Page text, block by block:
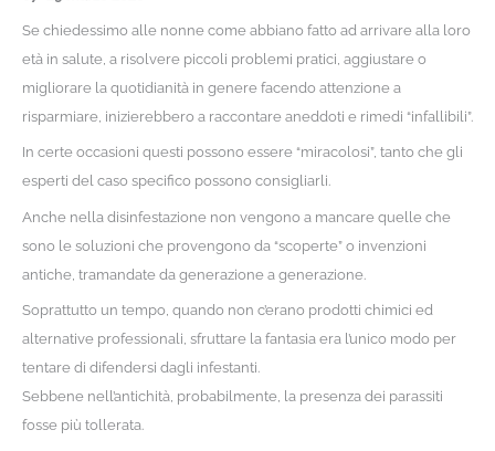
Se chiedessimo alle nonne come abbiano fatto ad arrivare alla loro
età in salute, a risolvere piccoli problemi pratici, aggiustare o
migliorare la quotidianità in genere facendo attenzione a
risparmiare, inizierebbero a raccontare aneddoti e rimedi “infallibili”.
In certe occasioni questi possono essere “miracolosi”, tanto che gli
esperti del caso specifico possono consigliarli.
Anche nella disinfestazione non vengono a mancare quelle che
sono le soluzioni che provengono da “scoperte” o invenzioni
antiche, tramandate da generazione a generazione.
Soprattutto un tempo, quando non c’erano prodotti chimici ed
alternative professionali, sfruttare la fantasia era l’unico modo per
tentare di difendersi dagli infestanti.
Sebbene nell’antichità, probabilmente, la presenza dei parassiti
fosse più tollerata.